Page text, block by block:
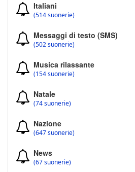
Italiani
(514 suonerie)
Messaggi di testo (SMS)
(502 suonerie)
Musica rilassante
(154 suonerie)
Natale
(74 suonerie)
Nazione
(647 suonerie)
News
(67 suonerie)